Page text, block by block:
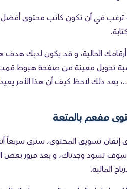
الحالية، و قد يكون لديك
نسبة تحويل معينة من صفحة هبوط
بعد ذلك لاحظ كيف أن هذا الأمر
مفعم بالمتعة
إتقان تسويق المحتوى، سترى سريعاً
سوف تسود وجدناك، و بعد مرور بعض
المالية.